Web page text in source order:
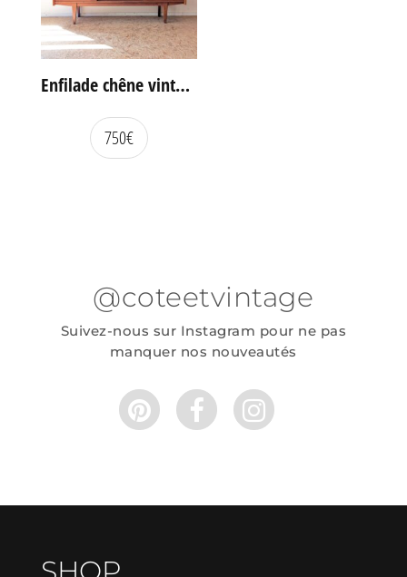
Enfilade chêne vintage portes coulissantes
750€
@coteetvintage
Suivez-nous sur Instagram pour ne pas
manquer nos nouveautés